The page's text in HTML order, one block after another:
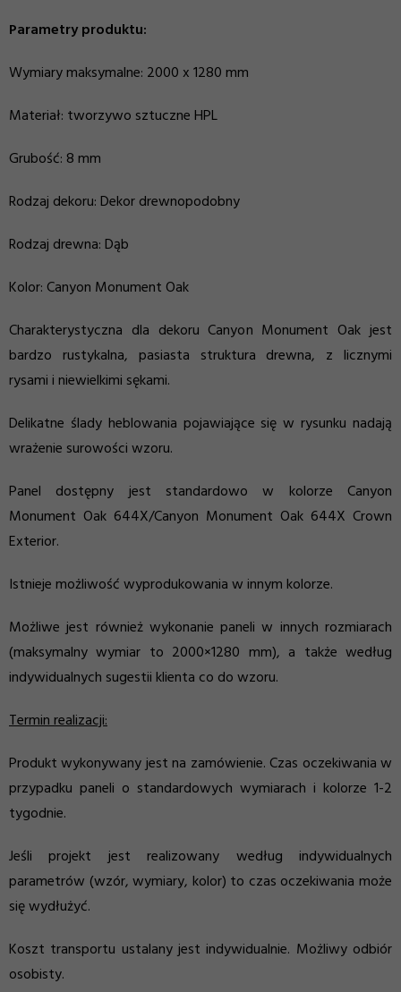
Parametry produktu:
Wymiary maksymalne: 2000 x 1280 mm
Materiał: tworzywo sztuczne HPL
Grubość: 8 mm
Rodzaj dekoru: Dekor drewnopodobny
Rodzaj drewna: Dąb
Kolor: Canyon Monument Oak
Charakterystyczna dla dekoru Canyon Monument Oak jest
bardzo rustykalna, pasiasta struktura drewna, z licznymi
rysami i niewielkimi sękami.
Delikatne ślady heblowania pojawiające się w rysunku nadają
wrażenie surowości wzoru.
Panel dostępny jest standardowo w kolorze Canyon
Monument Oak 644X/Canyon Monument Oak 644X Crown
Exterior.
Istnieje możliwość wyprodukowania w innym kolorze.
Możliwe jest również wykonanie paneli w innych rozmiarach
(maksymalny wymiar to 2000×1280 mm), a także według
indywidualnych sugestii klienta co do wzoru.
Termin realizacji:
Produkt wykonywany jest na zamówienie. Czas oczekiwania w
przypadku paneli o standardowych wymiarach i kolorze 1-2
tygodnie.
Jeśli projekt jest realizowany według indywidualnych
parametrów (wzór, wymiary, kolor) to czas oczekiwania może
się wydłużyć.
Koszt transportu ustalany jest indywidualnie. Możliwy odbiór
osobisty.